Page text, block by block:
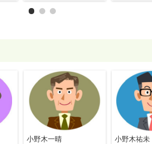
小野木一晴 小野木祐未